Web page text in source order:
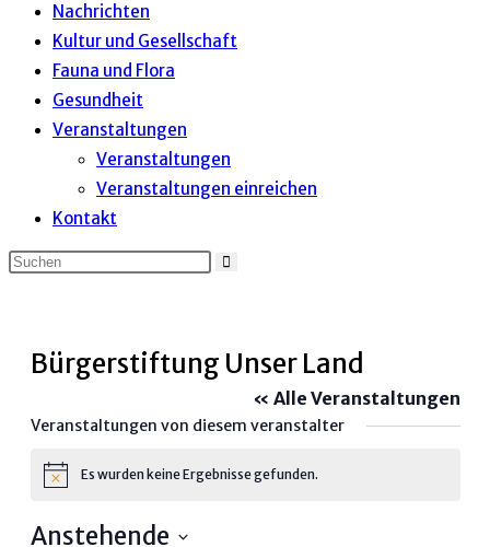
Nachrichten
Kultur und Gesellschaft
Fauna und Flora
Gesundheit
Veranstaltungen
Veranstaltungen
Veranstaltungen einreichen
Kontakt
Bürgerstiftung Unser Land
« Alle Veranstaltungen
Veranstaltungen von diesem veranstalter
HinweisEs wurden keine Ergebnisse gefunden.
Anstehende